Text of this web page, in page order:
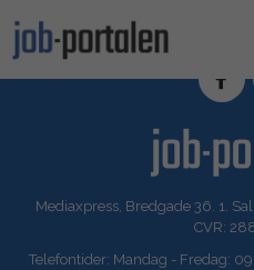
Mediaxpress, Bredgade 36. 1.
CVR:
Telefontider: Mandag - Fredag: